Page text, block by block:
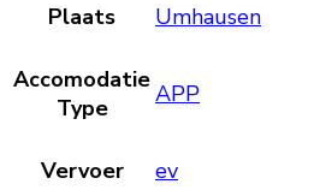
Plaats Umhausen
Accomodatie
Type
APP
Vervoer ev